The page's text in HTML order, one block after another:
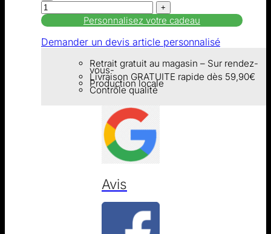
Personnalisez votre cadeau
Demander un devis article personnalisé
Retrait gratuit au magasin – Sur rendez-
vous-
Livraison GRATUITE rapide dès 59,90€
Production locale
Contrôle qualité
Avis